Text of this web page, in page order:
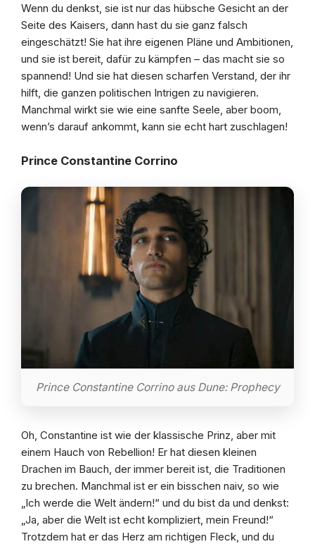
Wenn du denkst, sie ist nur das hübsche Gesicht an der
Seite des Kaisers, dann hast du sie ganz falsch
eingeschätzt! Sie hat ihre eigenen Pläne und Ambitionen,
und sie ist bereit, dafür zu kämpfen – das macht sie so
spannend! Und sie hat diesen scharfen Verstand, der ihr
hilft, die ganzen politischen Intrigen zu navigieren.
Manchmal wirkt sie wie eine sanfte Seele, aber boom,
wenn’s darauf ankommt, kann sie echt hart zuschlagen!
Prince Constantine Corrino
Prince Constantine Corrino aus Dune: Prophecy
Oh, Constantine ist wie der klassische Prinz, aber mit
einem Hauch von Rebellion! Er hat diesen kleinen
Drachen im Bauch, der immer bereit ist, die Traditionen
zu brechen. Manchmal ist er ein bisschen naiv, so wie
„Ich werde die Welt ändern!“ und du bist da und denkst:
„Ja, aber die Welt ist echt kompliziert, mein Freund!“
Trotzdem hat er das Herz am richtigen Fleck, und du